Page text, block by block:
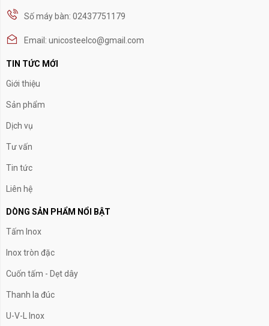
Số máy bàn: 02437751179
Email: unicosteelco@gmail.com
TIN TỨC MỚI
Giới thiệu
Sản phẩm
Dịch vụ
Tư vấn
Tin tức
Liên hệ
DÒNG SẢN PHẨM NỔI BẬT
Tấm Inox
Inox tròn đặc
Cuốn tấm - Dẹt dây
Thanh la đúc
U-V-L Inox